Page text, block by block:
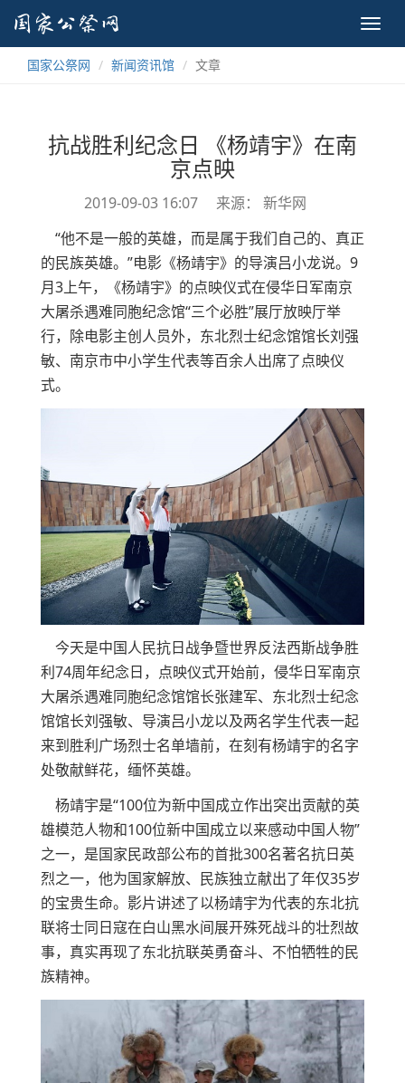
国家公祭网
新闻资讯馆 文章
抗战胜利纪念日 《杨靖宇》在南
京点映
2019-09-03 16:07
来源： 新华网
“他不是一般的英雄，而是属于我们自己的、真正
的民族英雄。”电影《杨靖宇》的导演吕小龙说。9
月3上午，《杨靖宇》的点映仪式在侵华日军南京
大屠杀遇难同胞纪念馆“三个必胜”展厅放映厅举
行，除电影主创人员外，东北烈士纪念馆馆长刘强
敏、南京市中小学生代表等百余人出席了点映仪
式。
今天是中国人民抗日战争暨世界反法西斯战争胜
利74周年纪念日，点映仪式开始前，侵华日军南京
大屠杀遇难同胞纪念馆馆长张建军、东北烈士纪念
馆馆长刘强敏、导演吕小龙以及两名学生代表一起
来到胜利广场烈士名单墙前，在刻有杨靖宇的名字
处敬献鲜花，缅怀英雄。
杨靖宇是“100位为新中国成立作出突出贡献的英
雄模范人物和100位新中国成立以来感动中国人物”
之一，是国家民政部公布的首批300名著名抗日英
烈之一，他为国家解放、民族独立献出了年仅35岁
的宝贵生命。影片讲述了以杨靖宇为代表的东北抗
联将士同日寇在白山黑水间展开殊死战斗的壮烈故
事，真实再现了东北抗联英勇奋斗、不怕牺牲的民
族精神。